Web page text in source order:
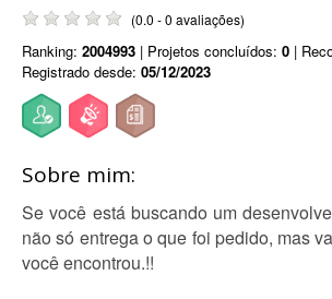
(0.0 - 0 avaliações)
Ranking: 2004993 | Projetos concluídos: 0 |
Registrado desde: 05/12/2023
Sobre mim:
Se você está buscando um
não só entrega o que foi pedido, mas
você encontrou.!!